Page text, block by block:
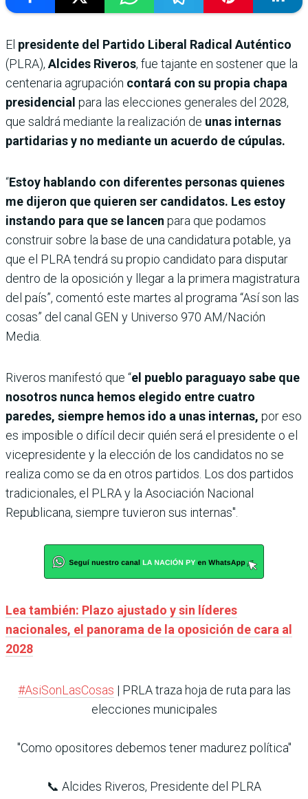
El presidente del Partido Liberal Radical Auténtico
(PLRA), Alcides Riveros, fue tajante en sostener que la
centenaria agrupación contará con su propia chapa
presidencial para las elecciones generales del 2028,
que saldrá mediante la realización de unas internas
partidarias y no mediante un acuerdo de cúpulas.
“Estoy hablando con diferentes personas quienes
me dijeron que quieren ser candidatos. Les estoy
instando para que se lancen para que podamos
construir sobre la base de una candidatura potable, ya
que el PLRA tendrá su propio candidato para disputar
dentro de la oposición y llegar a la primera magistratura
del país”, comentó este martes al programa “Así son las
cosas” del canal GEN y Universo 970 AM/Nación
Media.
Riveros manifestó que “el pueblo paraguayo sabe que
nosotros nunca hemos elegido entre cuatro
paredes, siempre hemos ido a unas internas, por eso
es imposible o difícil decir quién será el presidente o el
vicepresidente y la elección de los candidatos no se
realiza como se da en otros partidos. Los dos partidos
tradicionales, el PLRA y la Asociación Nacional
Republicana, siempre tuvieron sus internas".
Lea también: Plazo ajustado y sin líderes
nacionales, el panorama de la oposición de cara al
2028
#AsiSonLasCosas | PRLA traza hoja de ruta para las
elecciones municipales
"Como opositores debemos tener madurez política"
📞 Alcides Riveros, Presidente del PLRA